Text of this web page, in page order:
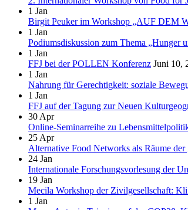
1 Jan
Birgit Peuker im Workshop „AUF DEM
1 Jan
Podiumsdiskussion zum Thema „Hunger
1 Jan
FFJ bei der POLLEN Konferenz Juni 10,
1 Jan
Nahrung für Gerechtigkeit: soziale
1 Jan
FFJ auf der Tagung zur Neuen
30 Apr
Online-Seminarreihe zu
25 Apr
Alternative Food Networks als Räume
24 Jan
Internationale Forschungsvorlesung der
19 Jan
Mecila Workshop der Zivilgesellschaft:
1 Jan